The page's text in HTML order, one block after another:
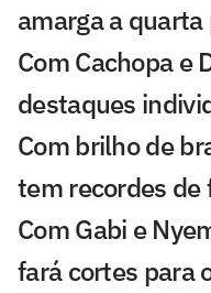
amarga a quarta
Com Cachopa e
destaques
Com brilho de
tem recordes de
Com Gabi e
fará cortes para